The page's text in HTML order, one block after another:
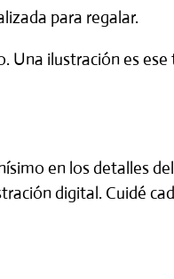
para regalar.
Una ilustración es ese
en los detalles del
digital. Cuidé